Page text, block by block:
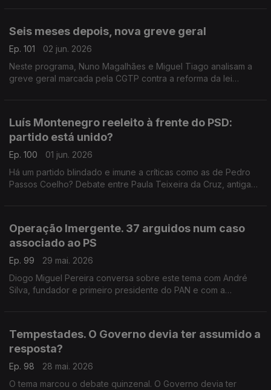
Seis meses depois, nova greve geral
Ep. 101
02 jun. 2026
Neste programa, Nuno Magalhães e Miguel Tiago analisam a
greve geral marcada pela CGTP contra a reforma da lei
Luís Montenegro reeleito à frente do PSD:
partido está unido?
Ep. 100
01 jun. 2026
Há um partido blindado e imune a críticas como as de Pedro
Passos Coelho? Debate entre Paula Teixeira da Cruz, antiga
Operação Imergente. 37 arguidos num caso
associado ao PS
Ep. 99
29 mai. 2026
Diogo Miguel Pereira conversa sobre este tema com André
Silva, fundador e primeiro presidente do PAN e com a
Tempestades. O Governo devia ter assumido a
resposta?
Ep. 98
28 mai. 2026
O tema marcou o debate quinzenal. O Governo devia ter